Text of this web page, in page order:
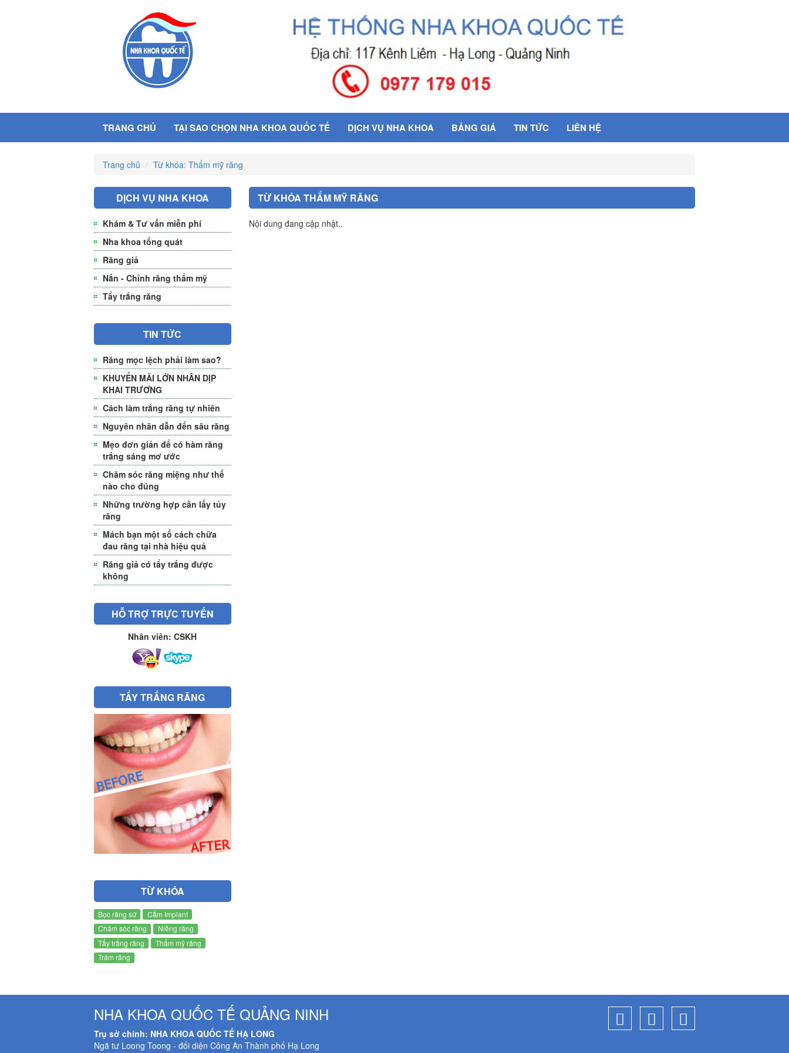
TRANG CHỦ TẠI SAO CHỌN NHA KHOA QUỐC TẾ DỊCH VỤ NHA KHOA BẢNG GIÁ TIN TỨC LIÊN HỆ
Trang chủ Từ khóa: Thẩm mỹ răng
DỊCH VỤ NHA KHOA
Khám & Tư vấn miễn phí
Nha khoa tổng quát
Răng giả
Nắn - Chỉnh răng thẩm mỹ
Tẩy trắng răng
TIN TỨC
Răng mọc lệch phải làm sao?
KHUYẾN MÃI LỚN NHÂN DỊP
KHAI TRƯƠNG
Cách làm trắng răng tự nhiên
Nguyên nhân dẫn đến sâu răng
Mẹo đơn giản để có hàm răng
trắng sáng mơ ước
Chăm sóc răng miệng như thế
nào cho đúng
Những trường hợp cần lấy tủy
răng
Mách bạn một số cách chữa
đau răng tại nhà hiệu quả
Răng giả có tẩy trắng được
không
HỖ TRỢ TRỰC TUYẾN
Nhân viên: CSKH
TẨY TRẮNG RĂNG
TỪ KHÓA
Bọc răng sứ
Cắm Implant
Chăm sóc răng
Niềng răng
Tẩy trắng răng
Thẩm mỹ răng
Trám răng
TỪ KHÓA THẨM MỸ RĂNG
Nội dung đang cập nhật..
NHA KHOA QUỐC TẾ QUẢNG NINH
Trụ sở chính: NHA KHOA QUỐC TẾ HẠ LONG
Ngã tư Loong Toong - đối diện Công An Thành phố Hạ Long